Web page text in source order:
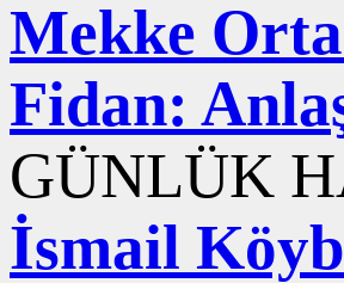
Mekke
Fidan:
GÜNLÜK
İsmail